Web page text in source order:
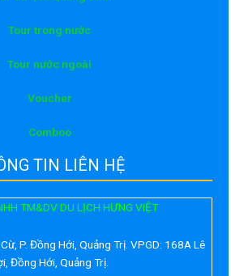
Tour trong nước
Tour nước ngoài
Voucher
Comboo
TIN LIÊN HỆ
TM&DV DU LỊCH HƯNG VIỆT
P. Đồng Hới, Quảng Trị. VPGD: 168A Lê
Đồng Hới, Quảng Trị.